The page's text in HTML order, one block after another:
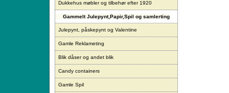
Dukkehus møbler og tilbehør efter 1920
Gammelt Julepynt,Papir,Spil og samlerting
Julepynt, påskepynt og Valentine
Gamle Reklameting
Blik dåser og andet blik
Candy containers
Gamle Spil